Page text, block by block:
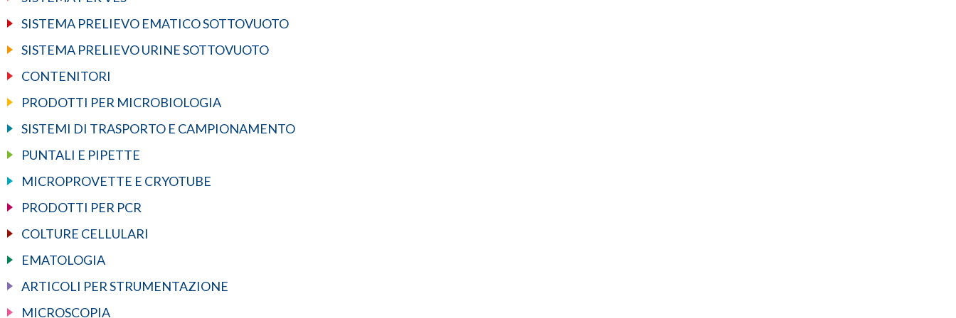
SISTEMA PRELIEVO EMATICO SOTTOVUOTO
SISTEMA PRELIEVO URINE SOTTOVUOTO
CONTENITORI
PRODOTTI PER MICROBIOLOGIA
SISTEMI DI TRASPORTO E CAMPIONAMENTO
PUNTALI E PIPETTE
MICROPROVETTE E CRYOTUBE
PRODOTTI PER PCR
COLTURE CELLULARI
EMATOLOGIA
ARTICOLI PER STRUMENTAZIONE
MICROSCOPIA